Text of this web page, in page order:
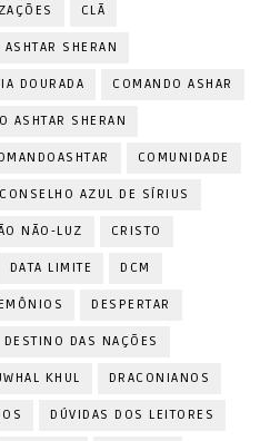
CLÃ
ASHTAR SHERAN
DOURADA COMANDO ASHAR
ASHTAR SHERAN
COMUNIDADE
CONSELHO AZUL DE SÍRIUS
NÃO-LUZ CRISTO
DATA LIMITE DCM
DESPERTAR
DESTINO DAS NAÇÕES
KHUL DRACONIANOS
DÚVIDAS DOS LEITORES